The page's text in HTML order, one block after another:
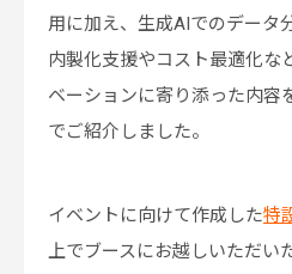
用に加え、生成AIでのデータ
内製化支援やコスト最適化な
ベーションに寄り添った内容
でご紹介しました。
イベントに向けて作成した特
上でブースにお越しいただい